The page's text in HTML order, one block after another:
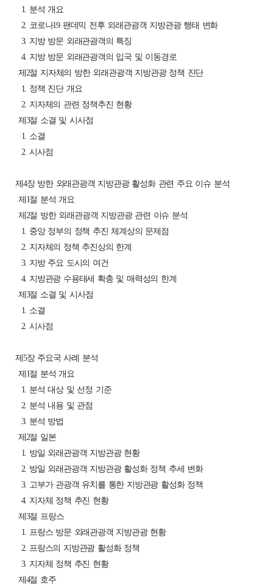
1. 분석 개요
2. 코로나19 팬데믹 전후 외래관광객 지방관광 행태 변화
3. 지방 방문 외래관광객의 특징
4. 지방 방문 외래관광객의 입국 및 이동경로
제2절 지자체의 방한 외래관광객 지방관광 정책 진단
1. 정책 진단 개요
2. 지자체의 관련 정책추진 현황
제3절 소결 및 시사점
1. 소결
2. 시사점
제4장 방한 외래관광객 지방관광 활성화 관련 주요 이슈 분석
제1절 분석 개요
제2절 방한 외래관광객 지방관광 관련 이슈 분석
1. 중앙 정부의 정책 추진 체계상의 문제점
2. 지자체의 정책 추진상의 한계
3. 지방 주요 도시의 여건
4. 지방관광 수용태세 확충 및 매력성의 한계
제3절 소결 및 시사점
1. 소결
2. 시사점
제5장 주요국 사례 분석
제1절 분석 개요
1. 분석 대상 및 선정 기준
2. 분석 내용 및 관점
3. 분석 방법
제2절 일본
1. 방일 외래관광객 지방관광 현황
2. 방일 외래관광객 지방관광 활성화 정책 추세 변화
3. 고부가 관광객 유치를 통한 지방관광 활성화 정책
4. 지자체 정책 추진 현황
제3절 프랑스
1. 프랑스 방문 외래관광객 지방관광 현황
2. 프랑스의 지방관광 활성화 정책
3. 지자체 정책 추진 현황
제4절 호주